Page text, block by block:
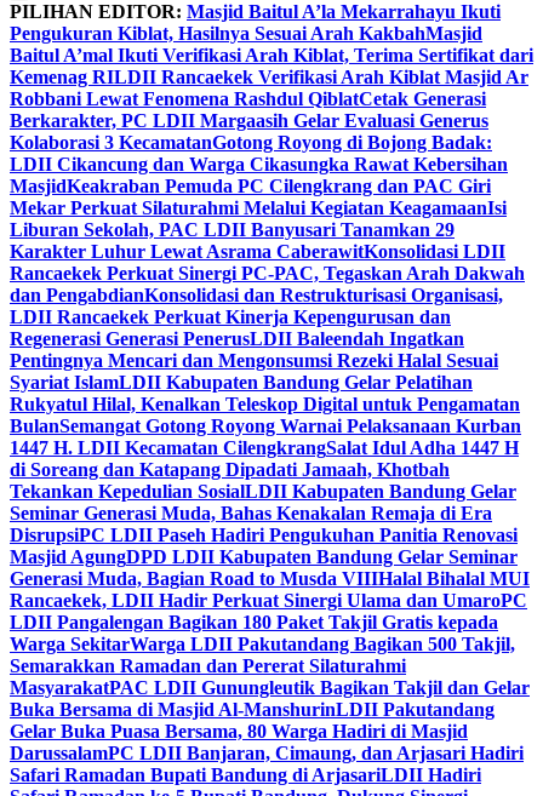
PILIHAN EDITOR: Masjid Baitul A’la Mekarrahayu Ikuti
Pengukuran Kiblat, Hasilnya Sesuai Arah KakbahMasjid
Baitul A’mal Ikuti Verifikasi Arah Kiblat, Terima Sertifikat dari
Kemenag RILDII Rancaekek Verifikasi Arah Kiblat Masjid Ar
Robbani Lewat Fenomena Rashdul QiblatCetak Generasi
Berkarakter, PC LDII Margaasih Gelar Evaluasi Generus
Kolaborasi 3 KecamatanGotong Royong di Bojong Badak:
LDII Cikancung dan Warga Cikasungka Rawat Kebersihan
MasjidKeakraban Pemuda PC Cilengkrang dan PAC Giri
Mekar Perkuat Silaturahmi Melalui Kegiatan KeagamaanIsi
Liburan Sekolah, PAC LDII Banyusari Tanamkan 29
Karakter Luhur Lewat Asrama CaberawitKonsolidasi LDII
Rancaekek Perkuat Sinergi PC-PAC, Tegaskan Arah Dakwah
dan PengabdianKonsolidasi dan Restrukturisasi Organisasi,
LDII Rancaekek Perkuat Kinerja Kepengurusan dan
Regenerasi Generasi PenerusLDII Baleendah Ingatkan
Pentingnya Mencari dan Mengonsumsi Rezeki Halal Sesuai
Syariat IslamLDII Kabupaten Bandung Gelar Pelatihan
Rukyatul Hilal, Kenalkan Teleskop Digital untuk Pengamatan
BulanSemangat Gotong Royong Warnai Pelaksanaan Kurban
1447 H. LDII Kecamatan CilengkrangSalat Idul Adha 1447 H
di Soreang dan Katapang Dipadati Jamaah, Khotbah
Tekankan Kepedulian SosialLDII Kabupaten Bandung Gelar
Seminar Generasi Muda, Bahas Kenakalan Remaja di Era
DisrupsiPC LDII Paseh Hadiri Pengukuhan Panitia Renovasi
Masjid AgungDPD LDII Kabupaten Bandung Gelar Seminar
Generasi Muda, Bagian Road to Musda VIIIHalal Bihalal MUI
Rancaekek, LDII Hadir Perkuat Sinergi Ulama dan UmaroPC
LDII Pangalengan Bagikan 180 Paket Takjil Gratis kepada
Warga SekitarWarga LDII Pakutandang Bagikan 500 Takjil,
Semarakkan Ramadan dan Pererat Silaturahmi
MasyarakatPAC LDII Gunungleutik Bagikan Takjil dan Gelar
Buka Bersama di Masjid Al-ManshurinLDII Pakutandang
Gelar Buka Puasa Bersama, 80 Warga Hadiri di Masjid
DarussalamPC LDII Banjaran, Cimaung, dan Arjasari Hadiri
Safari Ramadan Bupati Bandung di ArjasariLDII Hadiri